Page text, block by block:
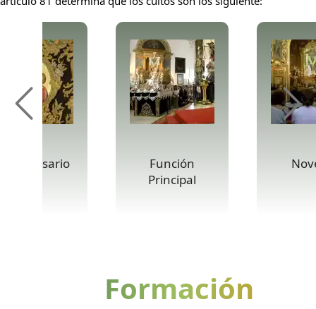
Rosario
Función
Principal
Formación